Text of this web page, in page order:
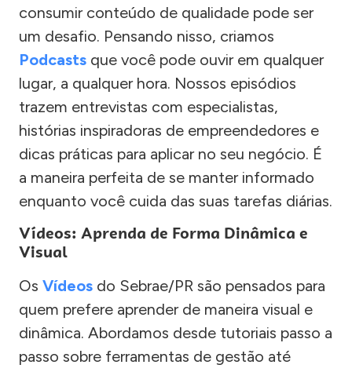
consumir conteúdo de qualidade pode ser
um desafio. Pensando nisso, criamos
Podcasts que você pode ouvir em qualquer
lugar, a qualquer hora. Nossos episódios
trazem entrevistas com especialistas,
histórias inspiradoras de empreendedores e
dicas práticas para aplicar no seu negócio. É
a maneira perfeita de se manter informado
enquanto você cuida das suas tarefas diárias.
Vídeos: Aprenda de Forma Dinâmica e
Visual
Os Vídeos do Sebrae/PR são pensados para
quem prefere aprender de maneira visual e
dinâmica. Abordamos desde tutoriais passo a
passo sobre ferramentas de gestão até